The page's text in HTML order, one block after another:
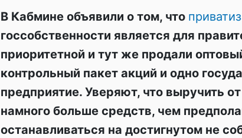
В Кабмине объявили о том, что
госсобственности является для
приоритетной и тут же продали
контрольный пакет акций и одно
предприятие. Уверяют, что выручить
намного больше средств, чем
останавливаться на достигнутом не